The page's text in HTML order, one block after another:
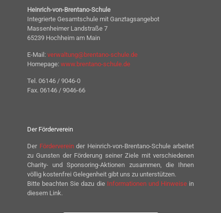
Heinrich-von-Brentano-Schule
Integrierte Gesamtschule mit Ganztagsangebot
Massenheimer Landstraße 7
65239 Hochheim am Main
E-Mail: verwaltung@brentano-schule.de
Homepage: www.brentano-schule.de
Tel. 06146 / 9046-0
Fax. 06146 / 9046-66
Der Förderverein
Der Fördervereinder Heinrich-von-Brentano-Schule arbeitet
zu Gunsten der Förderung seiner Ziele mit verschiedenen
Charity- und Sponsoring-Aktionen zusammen, die Ihnen
völlig kostenfrei Gelegenheit gibt uns zu unterstützen.
Bitte beachten Sie dazu die Informationen und Hinweisein
diesem Link.